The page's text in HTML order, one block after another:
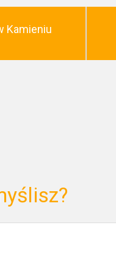
Kamieniu